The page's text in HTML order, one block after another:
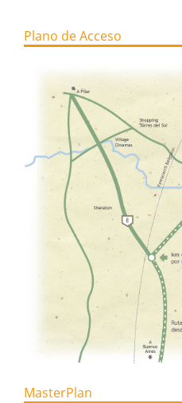
Plano de Acceso
MasterPlan